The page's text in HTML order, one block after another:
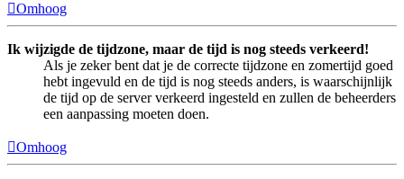
Omhoog
Ik wijzigde de tijdzone, maar de tijd is nog steeds verkeerd!
Als je zeker bent dat je de correcte tijdzone en zomertijd goed
hebt ingevuld en de tijd is nog steeds anders, is waarschijnlijk
de tijd op de server verkeerd ingesteld en zullen de beheerders
een aanpassing moeten doen.
Omhoog